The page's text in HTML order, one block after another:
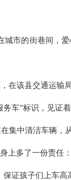
市的街巷间
在该县交通运
车”标识，见证
中清洁车辆
多了一份责任
证孩子们上车